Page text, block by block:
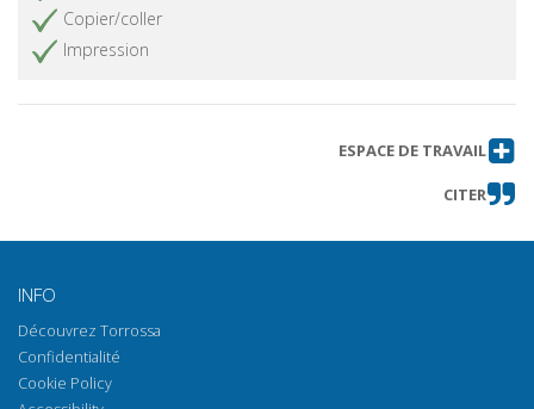
Copier/coller
Impression
ESPACE DE TRAVAIL
CITER
INFO
Découvrez Torrossa
Confidentialité
Cookie Policy